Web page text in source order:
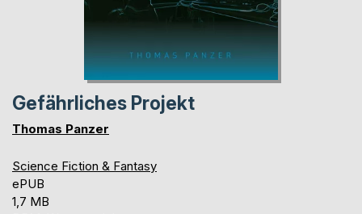
Gefährliches Projekt
Thomas Panzer
Science Fiction & Fantasy
ePUB
1,7 MB